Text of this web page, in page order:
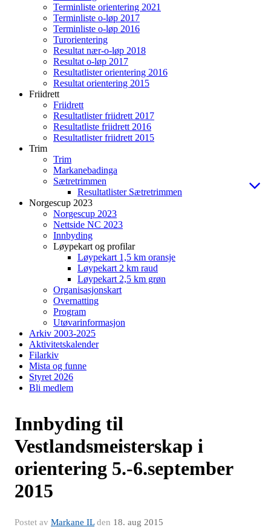
Terminliste orientering 2021
Terminliste o-løp 2017
Terminliste o-løp 2016
Turorientering
Resultat nær-o-løp 2018
Resultat o-løp 2017
Resultatlister orientering 2016
Resultat orientering 2015
Friidrett
Friidrett
Resultatlister friidrett 2017
Resultatliste friidrett 2016
Resultatlister friidrett 2015
Trim
Trim
Markanebadinga
Sætretrimmen
Resultatlister Sætretrimmen
Norgescup 2023
Norgescup 2023
Nettside NC 2023
Innbyding
Løypekart og profilar
Løypekart 1,5 km oransje
Løypekart 2 km raud
Løypekart 2,5 km grøn
Organisasjonskart
Overnatting
Program
Utøvarinformasjon
Arkiv 2003-2025
Aktivitetskalender
Filarkiv
Mista og funne
Styret 2026
Bli medlem
Innbyding til
Vestlandsmeisterskap i
orientering 5.-6.september
2015
Postet av Markane ILden 18. aug 2015